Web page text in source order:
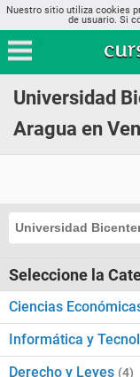
Nuestro sitio utiliza cookies
de usuario. Si
Universidad
Aragua en
Universidad
Seleccione la
Ciencias
Informática y
Derecho y Leyes (4)